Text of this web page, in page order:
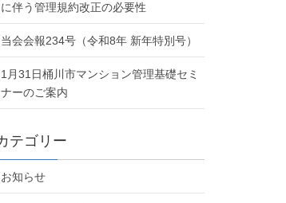
に伴う管理規約改正の必要性
当会会報234号（令和8年 新年特別号）
1月31日桶川市マンション管理基礎セミ
ナーのご案内
カテゴリー
お知らせ